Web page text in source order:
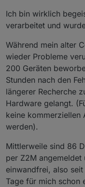
Ich bin wirklich
verarbeitet und
Während mein alter
wieder Probleme
200 Geräten
Stunden nach den
längerer Recherche
Hardware gelangt.
keine kommerziellen
werden).
Mittlerweile sind 86
per Z2M
einwandfrei, also
Tage für mich schon